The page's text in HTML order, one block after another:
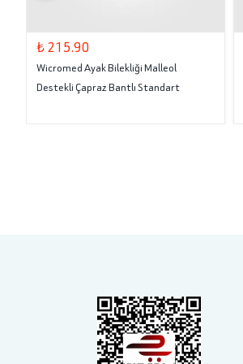
₺ 215.90
Wicromed Ayak Bilekliği Malleol
Destekli Çapraz Bantlı Standart